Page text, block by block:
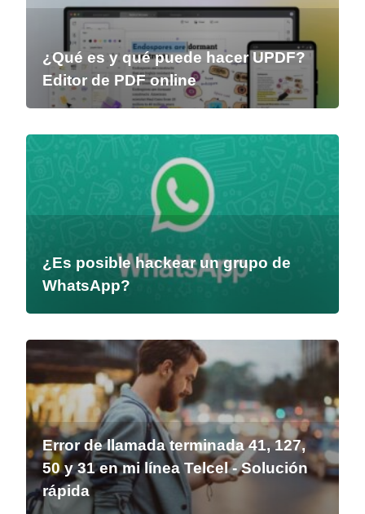
¿Qué es y qué puede hacer UPDF?
Editor de PDF online
¿Es posible hackear un grupo de
WhatsApp?
Error de llamada terminada 41, 127,
50 y 31 en mi línea Telcel - Solución
rápida